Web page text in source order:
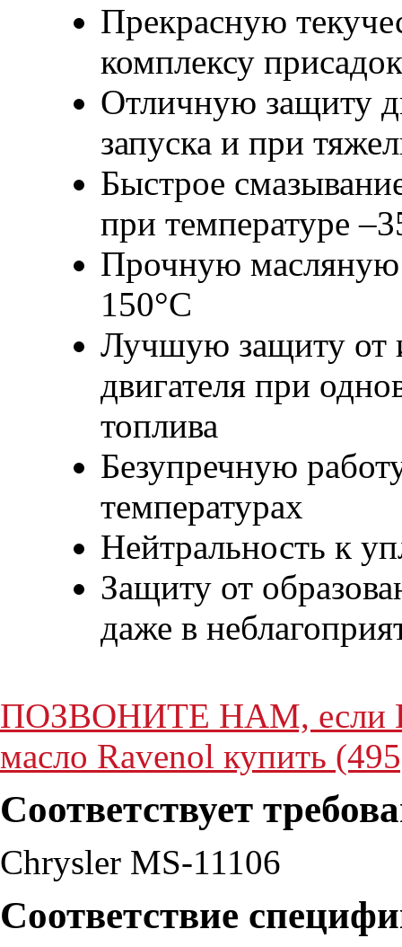
Прекрасную
комплексу присадок
Отличную защиту
запуска и при
Быстрое
при температуре
Прочную масляную
150°C
Лучшую защиту от
двигателя при
топлива
Безупречную
температурах
Нейтральность к
Защиту от
даже в
ПОЗВОНИТЕ НАМ, если
масло Ravenol купить
Соответствует
Chrysler MS-11106
Соответствие